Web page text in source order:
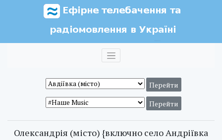
Олександрія (місто) {включно село Андріївка